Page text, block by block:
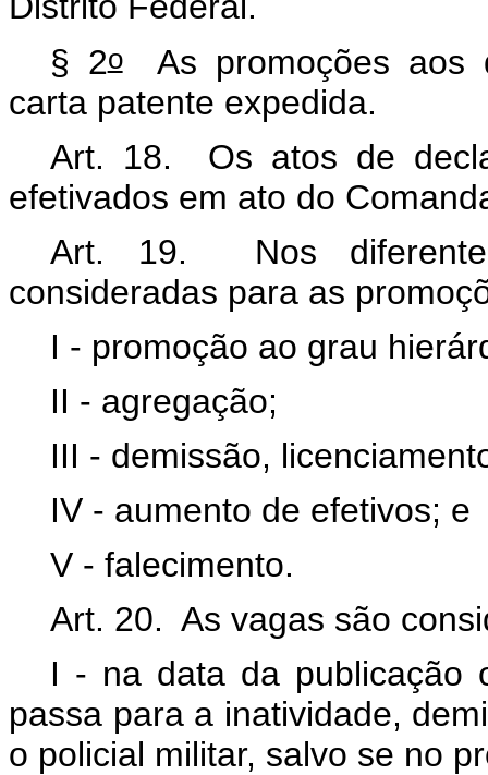
§ 2oAs promoções aos
carta patente expedida.
Art. 18. Os atos de
efetivados em ato do
Art. 19. Nos
consideradas para as
I - promoção ao grau
II - agregação;
III - demissão,
IV - aumento de efetivos; e
V - falecimento.
Art. 20. As vagas são
I - na data da publicação
passa para a inatividade,
o policial militar, salvo se no